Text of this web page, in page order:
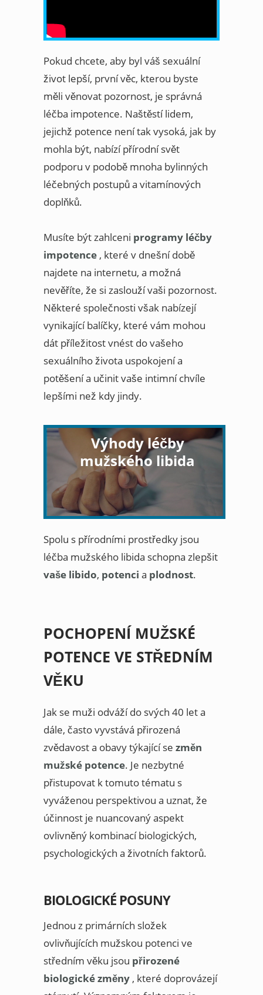
Pokud chcete, aby byl váš sexuální
život lepší, první věc, kterou byste
měli věnovat pozornost, je správná
léčba impotence. Naštěstí lidem,
jejichž potence není tak vysoká, jak by
mohla být, nabízí přírodní svět
podporu v podobě mnoha bylinných
léčebných postupů a vitamínových
doplňků.
Musíte být zahlceni programy léčby
impotence , které v dnešní době
najdete na internetu, a možná
nevěříte, že si zaslouží vaši pozornost.
Některé společnosti však nabízejí
vynikající balíčky, které vám mohou
dát příležitost vnést do vašeho
sexuálního života uspokojení a
potěšení a učinit vaše intimní chvíle
lepšími než kdy jindy.
Výhody léčby
mužského libida
Spolu s přírodními prostředky jsou
léčba mužského libida schopna zlepšit
vaše libido, potenci a plodnost.
POCHOPENÍ MUŽSKÉ
POTENCE VE STŘEDNÍM
VĚKU
Jak se muži odváží do svých 40 let a
dále, často vyvstává přirozená
zvědavost a obavy týkající se změn
mužské potence. Je nezbytné
přistupovat k tomuto tématu s
vyváženou perspektivou a uznat, že
účinnost je nuancovaný aspekt
ovlivněný kombinací biologických,
psychologických a životních faktorů.
BIOLOGICKÉ POSUNY
Jednou z primárních složek
ovlivňujících mužskou potenci ve
středním věku jsou přirozené
biologické změny , které doprovázejí